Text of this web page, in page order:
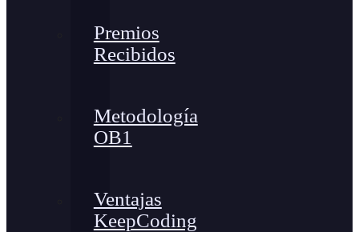
Premios
Recibidos
Metodología
OB1
Ventajas
KeepCoding